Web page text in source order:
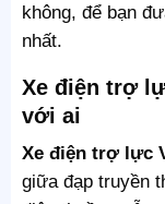
không, để bạn
nhất.
Xe điện trợ
với ai
Xe điện trợ lực
giữa đạp truyền